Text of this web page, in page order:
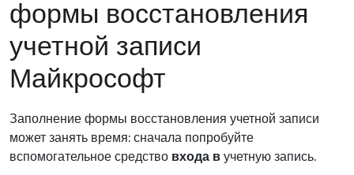
формы восстановления
учетной записи
Майкрософт
Заполнение формы восстановления учетной записи
может занять время: сначала попробуйте
вспомогательное средство входа вучетную запись.